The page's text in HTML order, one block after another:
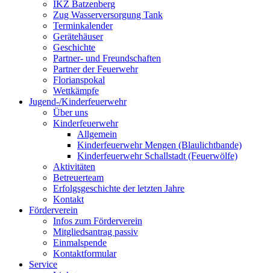
IKZ Batzenberg
Zug Wasserversorgung Tank
Terminkalender
Gerätehäuser
Geschichte
Partner- und Freundschaften
Partner der Feuerwehr
Florianspokal
Wettkämpfe
Jugend-/Kinderfeuerwehr
Über uns
Kinderfeuerwehr
Allgemein
Kinderfeuerwehr Mengen (Blaulichtbande)
Kinderfeuerwehr Schallstadt (Feuerwölfe)
Aktivitäten
Betreuerteam
Erfolgsgeschichte der letzten Jahre
Kontakt
Förderverein
Infos zum Förderverein
Mitgliedsantrag passiv
Einmalspende
Kontaktformular
Service